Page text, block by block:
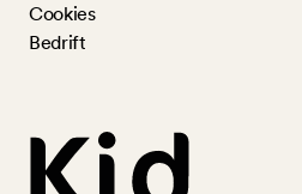
Cookies
Bedrift